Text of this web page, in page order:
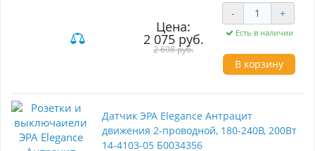
зарядки мобильных устройств. Этот продукт от
производителя ЭРА (Энергия света) сочетает в
себе стильный антрацитовый дизайн и
функциональность. Ключевые
характеристики: - Два USB-порта для
одновременной зарядки нескольких
устройств. - Максимальная нагрузка – 16 А, что
Удобный монтаж в стандартные
Высококачественные материалы гарантируют
долговечность и безопасность. Преимущества:
Розетка ЭРА Elegance идеально подходит для
современных интерьеров благодаря своему
Цена:
2 075 руб.
2 698 руб.
- +
Есть в наличии
В корзину
Датчик ЭРА Elegance Антрацит
движения 2-проводной, 180-240В, 200Вт
14-4103-05 Б0034356